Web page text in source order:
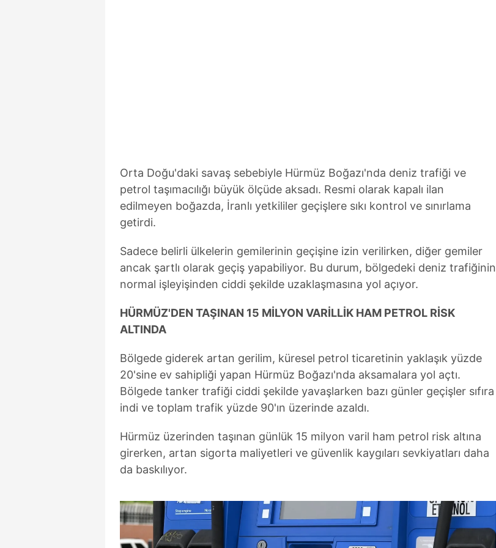
Orta Doğu'daki savaş sebebiyle Hürmüz Boğazı'nda deniz trafiği ve
petrol taşımacılığı büyük ölçüde aksadı. Resmi olarak kapalı ilan
edilmeyen boğazda, İranlı yetkililer geçişlere sıkı kontrol ve sınırlama
getirdi.
Sadece belirli ülkelerin gemilerinin geçişine izin verilirken, diğer gemiler
ancak şartlı olarak geçiş yapabiliyor. Bu durum, bölgedeki deniz trafiğinin
normal işleyişinden ciddi şekilde uzaklaşmasına yol açıyor.
HÜRMÜZ'DEN TAŞINAN 15 MİLYON VARİLLİK HAM PETROL RİSK
ALTINDA
Bölgede giderek artan gerilim, küresel petrol ticaretinin yaklaşık yüzde
20'sine ev sahipliği yapan Hürmüz Boğazı'nda aksamalara yol açtı.
Bölgede tanker trafiği ciddi şekilde yavaşlarken bazı günler geçişler sıfıra
indi ve toplam trafik yüzde 90'ın üzerinde azaldı.
Hürmüz üzerinden taşınan günlük 15 milyon varil ham petrol risk altına
girerken, artan sigorta maliyetleri ve güvenlik kaygıları sevkiyatları daha
da baskılıyor.